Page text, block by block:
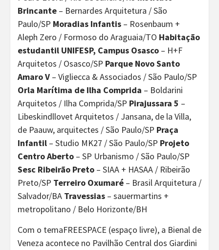
Brincante – Bernardes Arquitetura / São
Paulo/SP Moradias Infantis – Rosenbaum +
Aleph Zero / Formoso do Araguaia/TO Habitação
estudantil UNIFESP, Campus Osasco – H+F
Arquitetos / Osasco/SP Parque Novo Santo
Amaro V – Vigliecca & Associados / São Paulo/SP
Orla Marítima de Ilha Comprida – Boldarini
Arquitetos / Ilha Comprida/SP Pirajussara 5 –
Libeskindllovet Arquitetos / Jansana, de la Villa,
de Paauw, arquitectes / São Paulo/SP Praça
Infantil – Studio MK27 / São Paulo/SP Projeto
Centro Aberto – SP Urbanismo / São Paulo/SP
Sesc Ribeirão Preto – SIAA + HASAA / Ribeirão
Preto/SP Terreiro Oxumaré – Brasil Arquitetura /
Salvador/BA Travessias – sauermartins +
metropolitano / Belo Horizonte/BH
Com o temaFREESPACE (espaço livre), a Bienal de
Veneza acontece no Pavilhão Central dos Giardini